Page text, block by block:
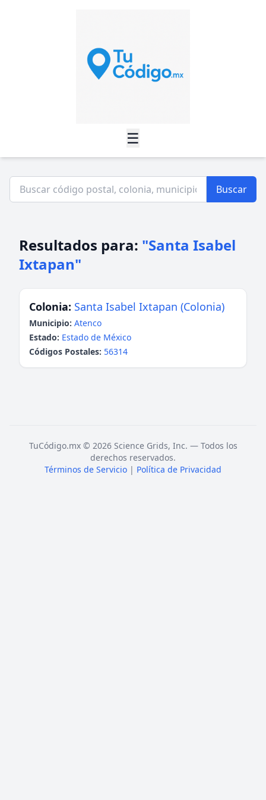
☰
Buscar
Resultados para: "Santa Isabel
Ixtapan"
Colonia: Santa Isabel Ixtapan (Colonia)
Municipio: Atenco
Estado: Estado de México
Códigos Postales: 56314
TuCódigo.mx © 2026 Science Grids, Inc. — Todos los
derechos reservados.
Términos de Servicio | Política de Privacidad